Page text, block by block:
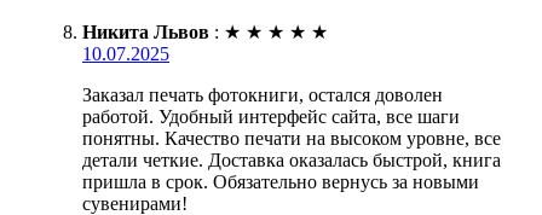
Никита Львов : ★ ★ ★ ★ ★
10.07.2025
Заказал печать фотокниги, остался доволен
работой. Удобный интерфейс сайта, все шаги
понятны. Качество печати на высоком уровне, все
детали четкие. Доставка оказалась быстрой, книга
пришла в срок. Обязательно вернусь за новыми
сувенирами!